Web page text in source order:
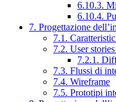
6.10.3.
6.10.4.
7. Progettazione
7.1.
7.2. User
7.2.1.
7.3. Flussi di
7.4. Wireframe
7.5. Prototipi